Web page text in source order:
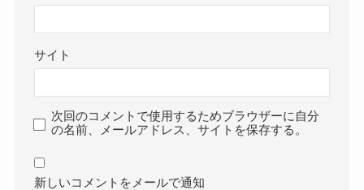
サイト
次回のコメントで使用するためブラウザーに自分
の名前、メールアドレス、サイトを保存する。
新しいコメントをメールで通知